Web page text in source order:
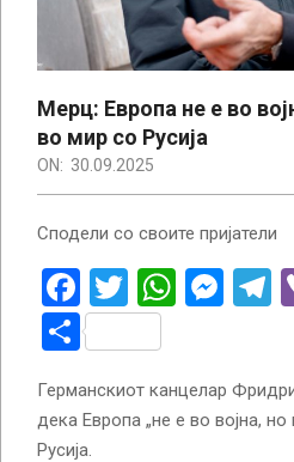
Мерц: Европа не е во
во мир со Русија
ON: 30.09.2025
Сподели со своите пријатели
Facebook
Twitter
Share
Германскиот канцелар
дека Европа „не е во војна,
Русија.